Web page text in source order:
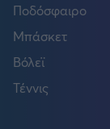
Ποδόσφαιρο
Μπάσκετ
Βόλεϊ
Τέννις